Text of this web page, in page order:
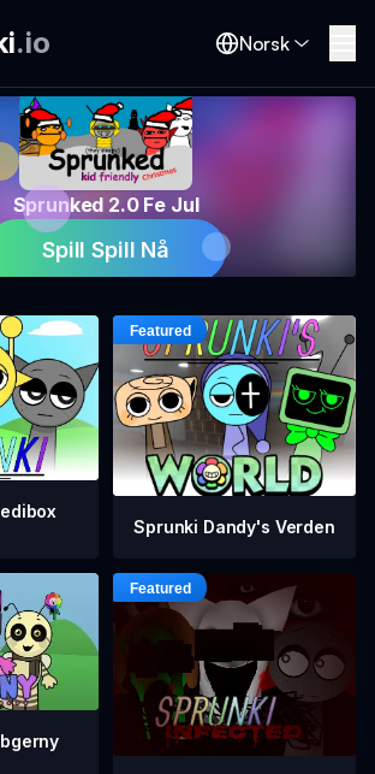
.io Norsk
Sprunked 2.0 Fe Jul
Spill Spill Nå
Sprunki Dandy's Verden